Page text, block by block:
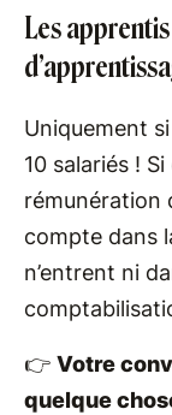
Les
Uniquement
10 salariés !
rémunération
compte dans
n’entrent ni
👉 Votre
quelque